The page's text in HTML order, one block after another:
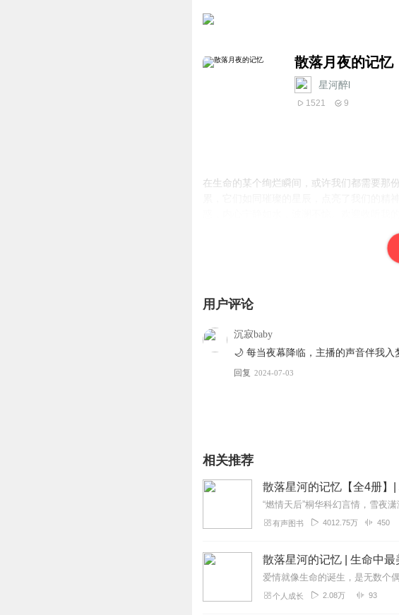
散落月夜的记忆
星河醉l
1521 9
在生命的某个绚烂瞬间，或许我们都需要那
惑，内心宁静如水，波澜不惊。欢迎收听我
用户评论
沉寂baby
🌙 每当夜幕降临，主播的声音伴我入
回复 2024-07-03
相关推荐
散落星河的记忆【全4册】
有声图书 4012.75万 450
散落星河的记忆 | 生命中
个人成长 2.08万 93